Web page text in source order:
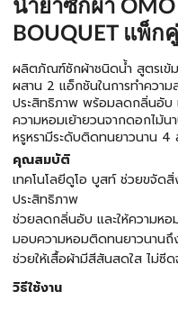
น้ำยาซักผ้า OMO
BOUQUET แพ็กคู่
ผลิตภัณฑ์ซักผ้าชนิดน้ำ สูตรเข้
ผสาน 2 แอ็กชันในการทำควา
ประสิทธิภาพ พร้อมลดกลิ่นอับ
ความหอมเย้ายวนจากดอกไม้
หรูหรามีระดับติดทนยาวนาน 4
คุณสมบัติ
เทคโนโลยีดูโอ บูสท์ ช่วยขจัด
ประสิทธิภาพ
ช่วยลดกลิ่นอับ และให้ความหอ
มอบความหอมติดทนยาวนาน
ช่วยให้เสื้อผ้ามีสีสันสดใส ไม่ซี
วิธีใช้งาน